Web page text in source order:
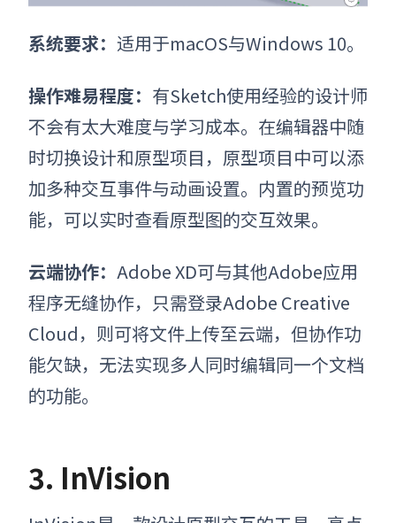
系统要求： 适用于macOS与Windows 10。
操作难易程度： 有Sketch使用经验的设计师
不会有太大难度与学习成本。在编辑器中随
时切换设计和原型项目，原型项目中可以添
加多种交互事件与动画设置。内置的预览功
能，可以实时查看原型图的交互效果。
云端协作： Adobe XD可与其他Adobe应用
程序无缝协作，只需登录Adobe Creative
Cloud，则可将文件上传至云端，但协作功
能欠缺，无法实现多人同时编辑同一个文档
的功能。
3. InVision